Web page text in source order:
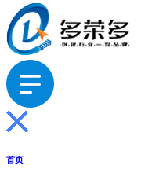
首页